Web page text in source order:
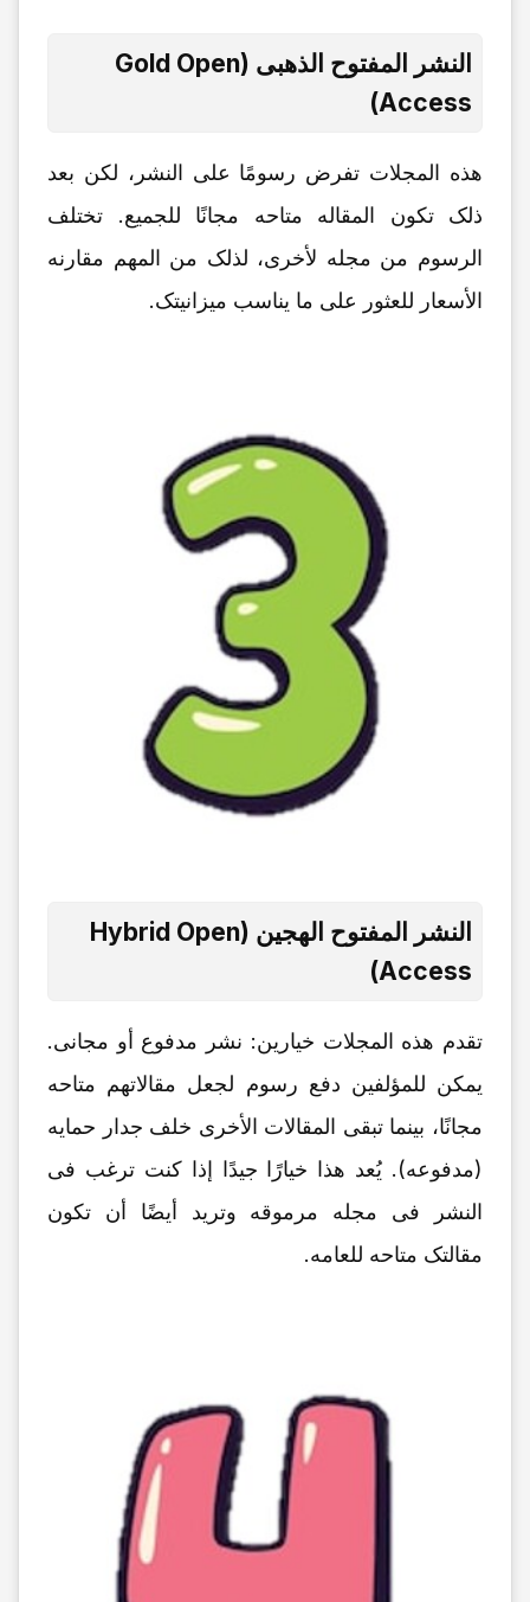
النشر المفتوح الذهبی (Gold Open
Access)
هذه المجلات تفرض رسومًا على النشر، لکن بعد
ذلک تکون المقاله متاحه مجانًا للجمیع. تختلف
الرسوم من مجله لأخرى، لذلک من المهم مقارنه
الأسعار للعثور على ما یناسب میزانیتک.
النشر المفتوح الهجین (Hybrid Open
Access)
تقدم هذه المجلات خیارین: نشر مدفوع أو مجانی.
یمکن للمؤلفین دفع رسوم لجعل مقالاتهم متاحه
مجانًا، بینما تبقى المقالات الأخرى خلف جدار حمایه
(مدفوعه). یُعد هذا خیارًا جیدًا إذا کنت ترغب فی
النشر فی مجله مرموقه وترید أیضًا أن تکون
مقالتک متاحه للعامه.